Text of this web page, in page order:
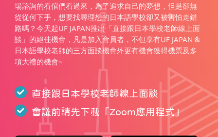
場諮詢的看倌們看過來，為了追求自己的夢想，但是卻無
從從何下手，想要找尋理想的日本語學校卻又被害怕走錯
路嗎？今天起UF JAPAN推出「直接跟日本學校老師線上面
談」的絕佳機會，凡是加入會員者，不但享有UF JAPAN &
日本語學校老師的三方面談機會外更有機會獲得機票及多
項大禮的機會~
直接跟日本學校老師線上面談
會議前請先下載「Zoom應用程式」